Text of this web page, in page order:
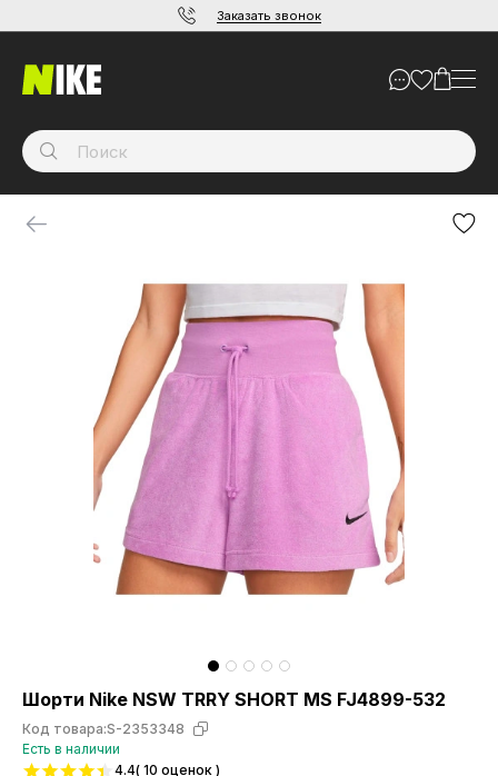
Заказать звонок
Шорти Nike NSW TRRY SHORT MS FJ4899-532
Код товара:S-2353348
Есть в наличии
4.4( 10 оценок )